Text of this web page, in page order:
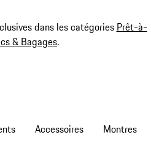
dans les catégories Prêt-à-
& Bagages.
Accessoires Montres